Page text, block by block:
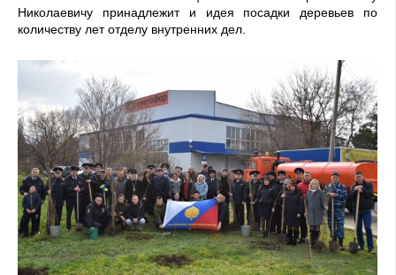
Николаевичу принадлежит и идея посадки деревьев по
количеству лет отделу внутренних дел.